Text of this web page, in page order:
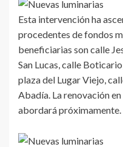
Esta intervención ha
procedentes de fondos
beneficiarias son calle
San Lucas, calle
plaza del Lugar Viejo,
Abadía. La renovación
abordará próximamente.